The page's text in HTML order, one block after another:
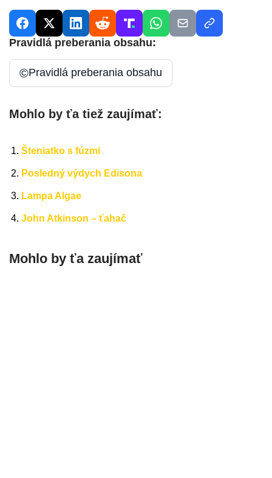
Pravidlá preberania obsahu:
©Pravidlá preberania obsahu
Mohlo by ťa tiež zaujímať:
Šteniatko s fúzmi
Posledný výdych Edisona
Lampa Algae
John Atkinson – ťahač
Mohlo by ťa zaujímať